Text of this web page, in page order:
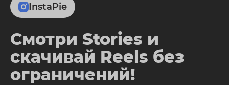
InstaPie
Смотри Stories и
скачивай Reels без
ограничений!